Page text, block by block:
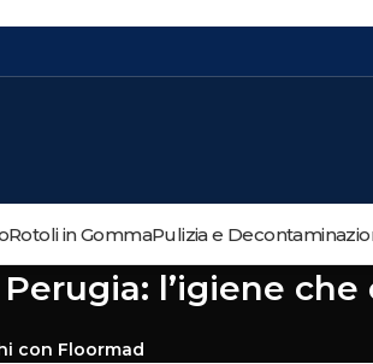
Rotoli in GommaPulizia e
l’igiene
con Floormad